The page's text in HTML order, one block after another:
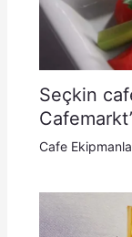
Seçkin
Cafe